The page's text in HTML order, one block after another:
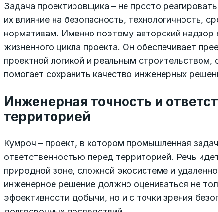
Задача проектировщика – не просто
их влияние на безопасность, технологичность,
нормативам. Именно поэтому авторский надзор
жизненного цикла проекта. Он обеспечивает
проектной логикой и реальным строительством,
помогает сохранить качество инженерных
Инженерная точность и
территорией
Кумроч – проект, в котором промышленная
ответственностью перед территорией. Речь
природной зоне, сложной экосистеме и
инженерное решение должно оцениваться не
эффективности добычи, но и с точки зрения